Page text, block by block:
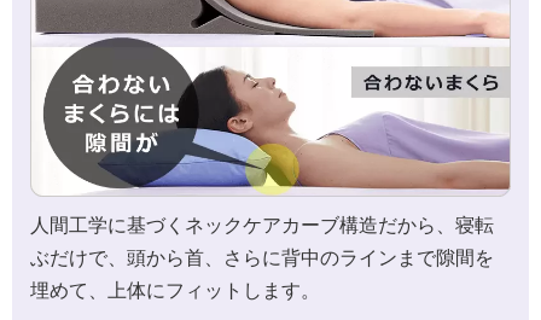
人間工学に基づくネックケアカーブ構造だから、寝転
ぶだけで、頭から首、さらに背中のラインまで隙間を
埋めて、上体にフィットします。